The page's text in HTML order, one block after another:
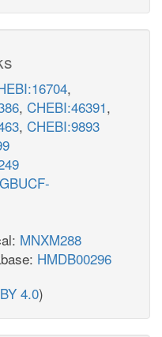
,
, CHEBI:46391,
, CHEBI:9893
MNXM288
HMDB00296
4.0)